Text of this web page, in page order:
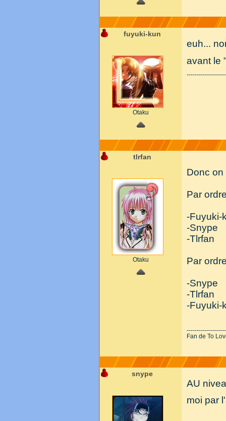
fuyuki-kun
Otaku
euh...
avant le
tlrfan
Otaku
Donc on
Par
-Fuyuki-
-Snype
-Tlrfan
Par
-Snype
-Tlrfan
-Fuyuki-
Fan de To
snype
AU
moi par